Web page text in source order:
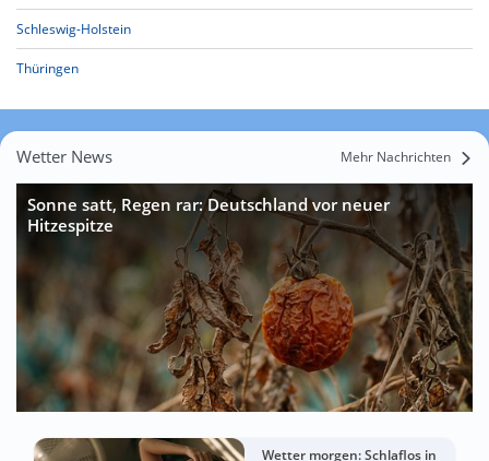
Schleswig-Holstein
Thüringen
Wetter News Mehr Nachrichten
Sonne satt, Regen rar: Deutschland vor neuer
Hitzespitze
Wetter morgen: Schlaflos in